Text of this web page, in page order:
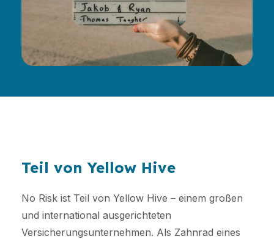
Teil von Yellow Hive
No Risk ist Teil von Yellow Hive – einem großen
und international ausgerichteten
Versicherungsunternehmen. Als Zahnrad eines